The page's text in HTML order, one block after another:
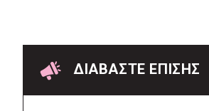
Συμβάσεις 645.000 ευρώ για τη
φροντίδα των αδέσποτων
ζώων
πριν από 2 μέρες
ΔΙΑΒΑΣΤΕ ΕΠΙΣΗΣ